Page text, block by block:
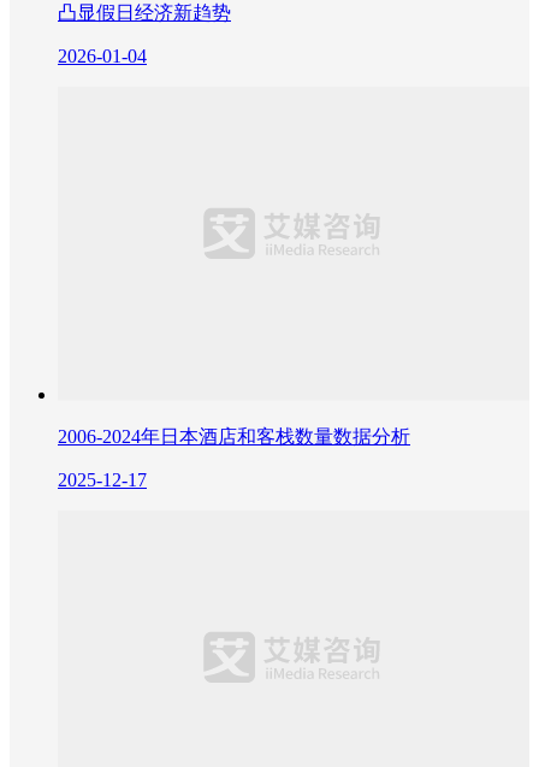
凸显假日经济新趋势
2026-01-04
2006-2024年日本酒店和客栈数量数据分析
2025-12-17